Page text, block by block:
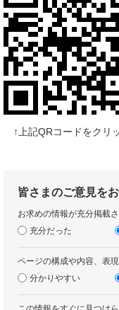
↑上記QRコードをクリ
皆さまのご意見を
お求めの情報が充分掲載
充分だった
ページの構成や内容、表
分かりやすい